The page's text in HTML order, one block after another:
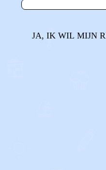
JA, IK WIL MIJN